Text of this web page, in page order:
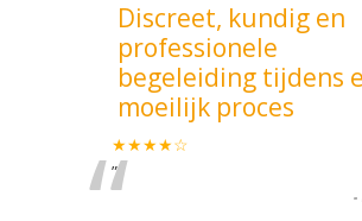
Discreet, kundig en
professionele
begeleiding tijdens
moeilijk proces
★★★★☆
”
-